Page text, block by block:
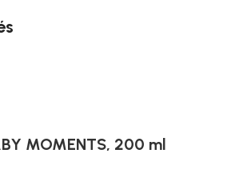
MOMENTS, 200 ml